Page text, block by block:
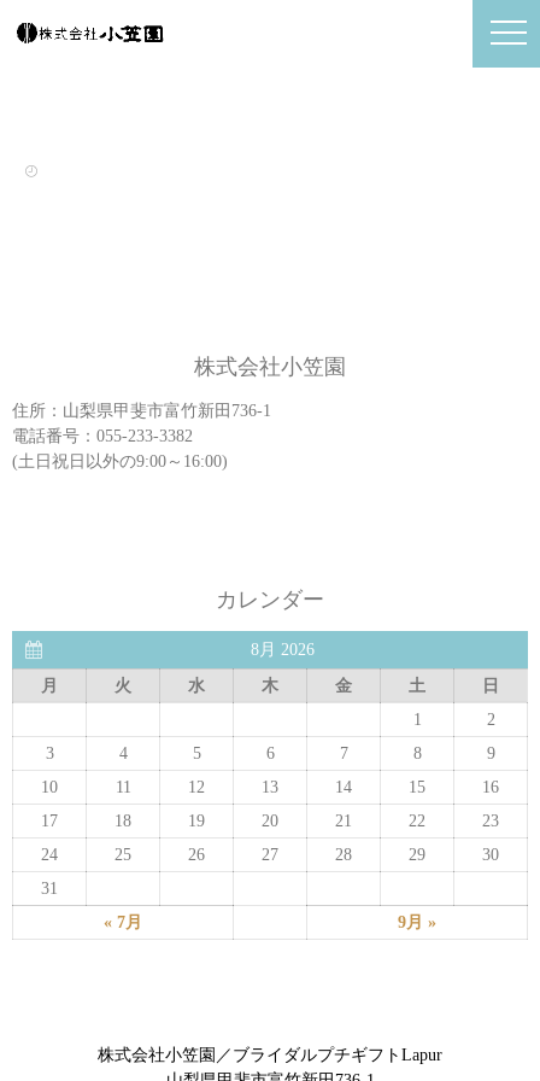
株式会社小笠園
住所：山梨県甲斐市富竹新田736-1
電話番号：055-233-3382
(土日祝日以外の9:00～16:00)
カレンダー
8月 2026
月
火 水 木 金 土
日
1
2
3
4 5 6 7 8
9
10
11 12 13 14 15
16
17
18 19 20 21 22
23
24
25 26 27 28 29
30
31
« 7月
9月 »
株式会社小笠園／ブライダルプチギフトLapur